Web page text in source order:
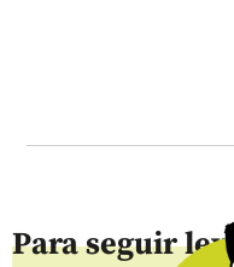
Para seguir